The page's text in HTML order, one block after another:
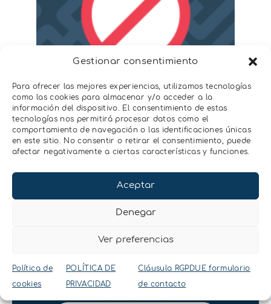
Gestionar consentimiento
Para ofrecer las mejores experiencias, utilizamos tecnologías
como las cookies para almacenar y/o acceder a la
información del dispositivo. El consentimiento de estas
tecnologías nos permitirá procesar datos como el
comportamiento de navegación o las identificaciones únicas
en este sitio. No consentir o retirar el consentimiento, puede
afectar negativamente a ciertas características y funciones.
Aceptar
Denegar
Ver preferencias
Política de
cookies
POLÍTICA DE
PRIVACIDAD
Cláusula RGPDUE formulario
de contacto
Si queréis saber más sobre el tensiómetro
TEROS 32 podéis encontrar más
información en esteenlace.
Contacta con
nosotros